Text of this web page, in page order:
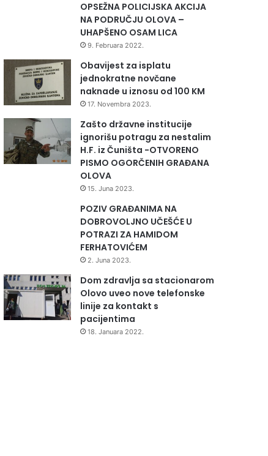
OPSEŽNA POLICIJSKA AKCIJA
NA PODRUČJU OLOVA –
UHAPŠENO OSAM LICA
9. Februara 2022.
Obavijest za isplatu
jednokratne novčane
naknade u iznosu od 100 KM
17. Novembra 2023.
Zašto državne institucije
ignorišu potragu za nestalim
H.F. iz Čuništa -OTVORENO
PISMO OGORČENIH GRAĐANA
OLOVA
15. Juna 2023.
POZIV GRAĐANIMA NA
DOBROVOLJNO UČEŠĆE U
POTRAZI ZA HAMIDOM
FERHATOVIĆEM
2. Juna 2023.
Dom zdravlja sa stacionarom
Olovo uveo nove telefonske
linije za kontakt s
pacijentima
18. Januara 2022.